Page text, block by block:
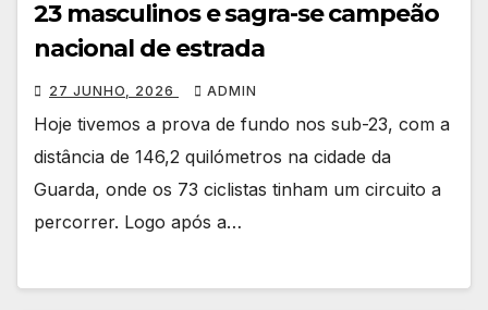
23 masculinos e sagra-se campeão
nacional de estrada
27 JUNHO, 2026 ADMIN
Hoje tivemos a prova de fundo nos sub-23, com a
distância de 146,2 quilómetros na cidade da
Guarda, onde os 73 ciclistas tinham um circuito a
percorrer. Logo após a…